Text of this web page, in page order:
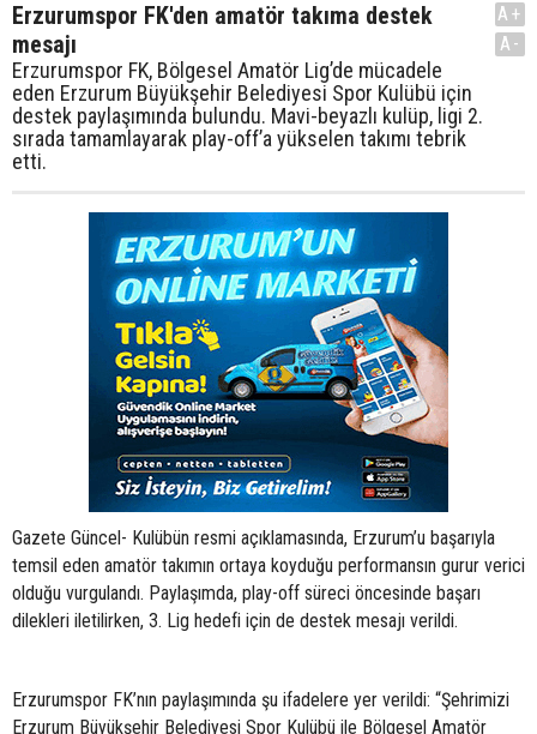
Erzurumspor FK'den amatör takıma destek
mesajı
Erzurumspor FK, Bölgesel Amatör Lig’de mücadele
eden Erzurum Büyükşehir Belediyesi Spor Kulübü için
destek paylaşımında bulundu. Mavi-beyazlı kulüp, ligi 2.
sırada tamamlayarak play-off’a yükselen takımı tebrik
etti.
A+
A-
Gazete Güncel- Kulübün resmi açıklamasında, Erzurum’u başarıyla
temsil eden amatör takımın ortaya koyduğu performansın gurur verici
olduğu vurgulandı. Paylaşımda, play-off süreci öncesinde başarı
dilekleri iletilirken, 3. Lig hedefi için de destek mesajı verildi.
Erzurumspor FK’nın paylaşımında şu ifadelere yer verildi: “Şehrimizi
Erzurum Büyükşehir Belediyesi Spor Kulübü ile Bölgesel Amatör